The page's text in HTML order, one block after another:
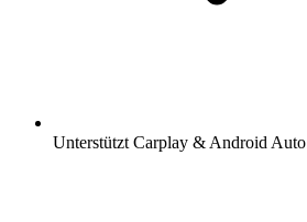
Unterstützt Carplay & Android Auto